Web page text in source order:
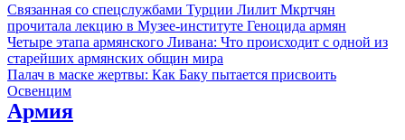
Связанная со спецслужбами Турции Лилит Мкртчян
прочитала лекцию в Музее-институте Геноцида армян
Четыре этапа армянского Ливана: Что происходит с одной из
старейших армянских общин мира
Палач в маске жертвы: Как Баку пытается присвоить
Освенцим
Армия